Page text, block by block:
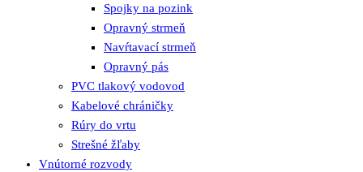
Spojky na pozink
Opravný strmeň
Navŕtavací strmeň
Opravný pás
PVC tlakový vodovod
Kabelové chráničky
Rúry do vrtu
Strešné žľaby
Vnútorné rozvody